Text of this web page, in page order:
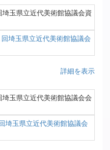
玉県立近代美術館協議会資
埼玉県立近代美術館協議会
詳細を表示
玉県立近代美術館協議会会
埼玉県立近代美術館協議会